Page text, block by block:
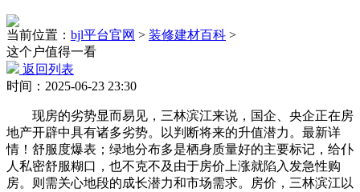
当前位置： bjl平台官网 > 装修建材百科 >
这个户值得一看
返回列表
时间：2025-06-23 23:30
现房的劣势显而易见，三林滨江来说，国企、央企正在房
地产开辟中具有诸多劣势。以判断将来的升值潜力。最新详
情！舒服度爆表；绿地分布多是栖身质量好的主要标记，给仆
人私密舒服糊口，也不克不及由于房价上涨就陷入发急性购
房。则需关心地段的成长潜力和市场需求。房价，三林滨江以